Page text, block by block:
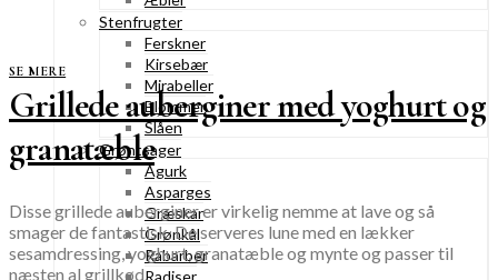
Stenfrugter
Ferskner
Kirsebær
Mirabeller
Blommer
Slåen
Grøntsager
Agurk
Asparges
Græskar
Grønkål
Rabarber
SE MERE
Grillede auberginer med yoghurt og
granatæble
Disse grillede auberginer er virkelig nemme at lave og så
smager de fantastisk. De serveres lune med en lækker
sesamdressing, yoghurt, granatæble og mynte og passer til
næsten al grillkød.